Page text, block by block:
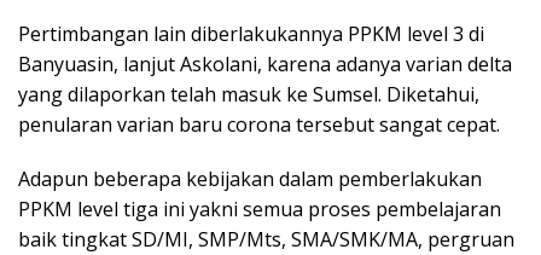
Pertimbangan lain diberlakukannya PPKM level 3 di
Banyuasin, lanjut Askolani, karena adanya varian delta
yang dilaporkan telah masuk ke Sumsel. Diketahui,
penularan varian baru corona tersebut sangat cepat.
Adapun beberapa kebijakan dalam pemberlakukan
PPKM level tiga ini yakni semua proses pembelajaran
baik tingkat SD/MI, SMP/Mts, SMA/SMK/MA, pergruan